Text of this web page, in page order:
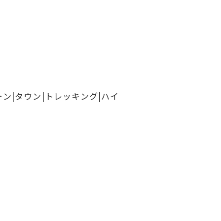
|タウン|トレッキング|ハイ